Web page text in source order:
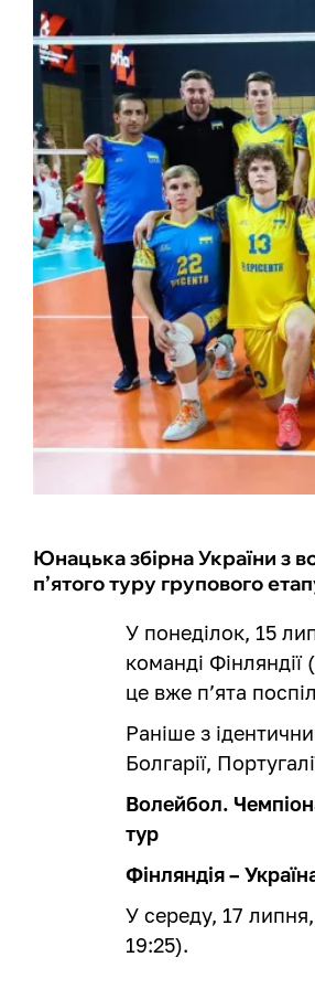
Юнацька збірна України з
п’ятого туру групового
У понеділок, 15
команді
це вже п’ята
Раніше з
Болгарії,
Волейбол.
тур
Фінляндія –
У середу, 17
19:25).